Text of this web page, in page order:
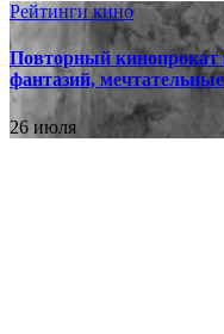
Рейтинги кино
Повторный
фантазий,
26 июля